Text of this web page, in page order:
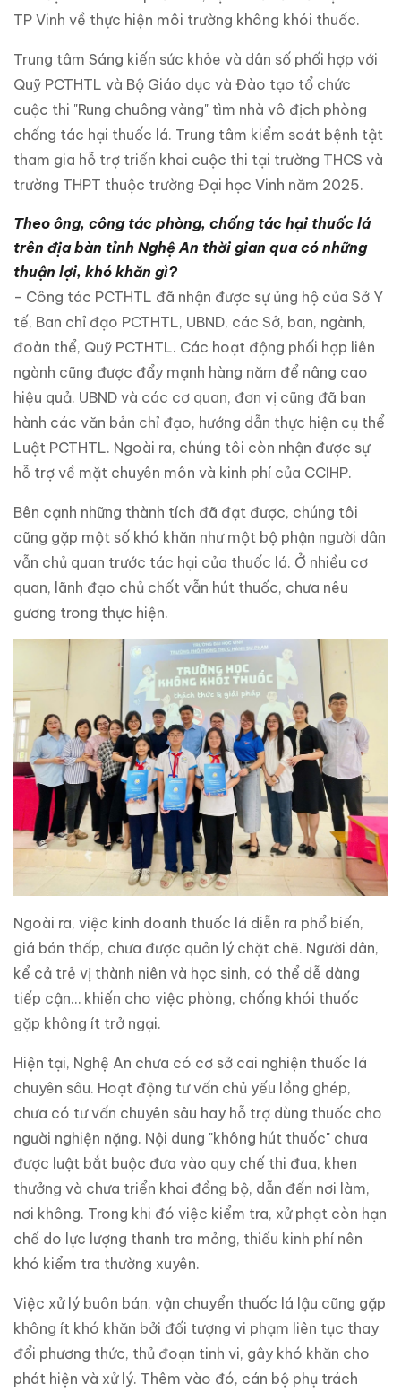
TP Vinh về thực hiện môi trường không khói thuốc.
Trung tâm Sáng kiến sức khỏe và dân số phối hợp với
Quỹ PCTHTL và Bộ Giáo dục và Đào tạo tổ chức
cuộc thi "Rung chuông vàng" tìm nhà vô địch phòng
chống tác hại thuốc lá. Trung tâm kiểm soát bệnh tật
tham gia hỗ trợ triển khai cuộc thi tại trường THCS và
trường THPT thuộc trường Đại học Vinh năm 2025.
Theo ông, công tác phòng, chống tác hại thuốc lá
trên địa bàn tỉnh Nghệ An thời gian qua có những
thuận lợi, khó khăn gì?
- Công tác PCTHTL đã nhận được sự ủng hộ của Sở Y
tế, Ban chỉ đạo PCTHTL, UBND, các Sở, ban, ngành,
đoàn thể, Quỹ PCTHTL. Các hoạt động phối hợp liên
ngành cũng được đẩy mạnh hàng năm để nâng cao
hiệu quả. UBND và các cơ quan, đơn vị cũng đã ban
hành các văn bản chỉ đạo, hướng dẫn thực hiện cụ thể
Luật PCTHTL. Ngoài ra, chúng tôi còn nhận được sự
hỗ trợ về mặt chuyên môn và kinh phí của CCIHP.
Bên cạnh những thành tích đã đạt được, chúng tôi
cũng gặp một số khó khăn như một bộ phận người dân
vẫn chủ quan trước tác hại của thuốc lá. Ở nhiều cơ
quan, lãnh đạo chủ chốt vẫn hút thuốc, chưa nêu
gương trong thực hiện.
Ngoài ra, việc kinh doanh thuốc lá diễn ra phổ biến,
giá bán thấp, chưa được quản lý chặt chẽ. Người dân,
kể cả trẻ vị thành niên và học sinh, có thể dễ dàng
tiếp cận… khiến cho việc phòng, chống khói thuốc
gặp không ít trở ngại.
Hiện tại, Nghệ An chưa có cơ sở cai nghiện thuốc lá
chuyên sâu. Hoạt động tư vấn chủ yếu lồng ghép,
chưa có tư vấn chuyên sâu hay hỗ trợ dùng thuốc cho
người nghiện nặng. Nội dung "không hút thuốc" chưa
được luật bắt buộc đưa vào quy chế thi đua, khen
thưởng và chưa triển khai đồng bộ, dẫn đến nơi làm,
nơi không. Trong khi đó việc kiểm tra, xử phạt còn hạn
chế do lực lượng thanh tra mỏng, thiếu kinh phí nên
khó kiểm tra thường xuyên.
Việc xử lý buôn bán, vận chuyển thuốc lá lậu cũng gặp
không ít khó khăn bởi đối tượng vi phạm liên tục thay
đổi phương thức, thủ đoạn tinh vi, gây khó khăn cho
phát hiện và xử lý. Thêm vào đó, cán bộ phụ trách